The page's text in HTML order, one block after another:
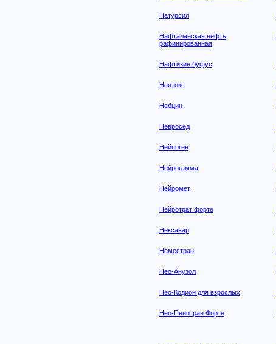
Натурсил
Нафталанская нефть
рафинированная
Нафтизин буфус
Наятокс
Небцин
Невросед
Нейпоген
Нейрогамма
Нейромет
Нейротрат форте
Нексавар
Неместран
Нео-Анузол
Нео-Кодион для взрослых
Нео-Пенотран Форте